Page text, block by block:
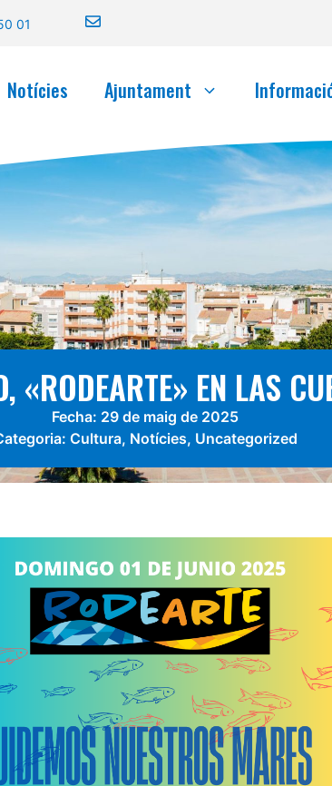
01
Notícies Ajuntament
«RODEARTE» EN LAS
Fecha: 29 de maig de 2025
Cultura, Notícies, Uncategorized